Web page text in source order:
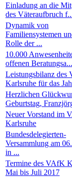
Einladung an die
des Väteraufbruch
Dynamik von
Familiensystemen
Rolle der ...
10.000
offenen Beratungsa...
Leistungsbilanz des
Karlsruhe für das
Herzlichen
Geburtstag,
Neuer Vorstand im
Karlsruhe
Bundesdelegierten-
Versammlung am
in ...
Termine des VAfK
Mai bis Juli 2017